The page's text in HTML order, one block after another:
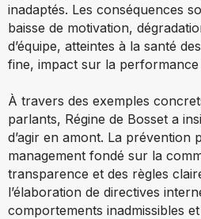
inadaptés. Les conséquences
baisse de motivation,
d’équipe, atteintes à la santé
fine, impact sur la performance
À travers des exemples
parlants, Régine de Bosset a
d’agir en amont. La prévention
management fondé sur la
transparence et des règles
l’élaboration de directives
comportements inadmissibles